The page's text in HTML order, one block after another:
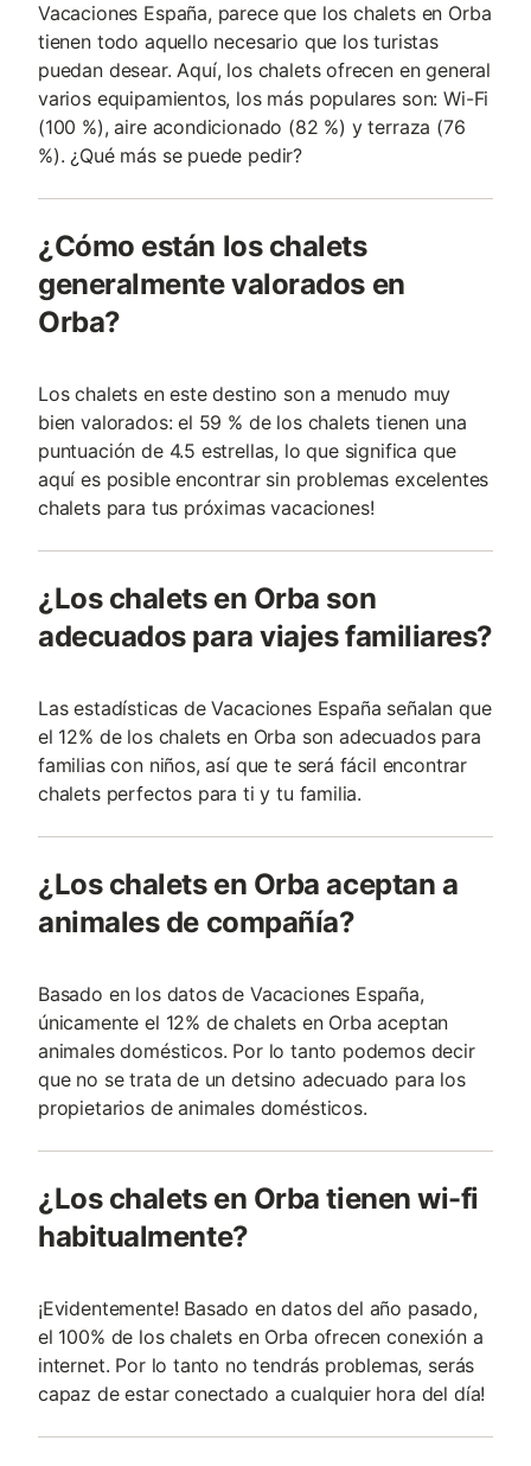
Vacaciones España, parece que los chalets en Orba
tienen todo aquello necesario que los turistas
puedan desear. Aquí, los chalets ofrecen en general
varios equipamientos, los más populares son: Wi-Fi
(100 %), aire acondicionado (82 %) y terraza (76
%). ¿Qué más se puede pedir?
¿Cómo están los chalets
generalmente valorados en
Orba?
Los chalets en este destino son a menudo muy
bien valorados: el 59 % de los chalets tienen una
puntuación de 4.5 estrellas, lo que significa que
aquí es posible encontrar sin problemas excelentes
chalets para tus próximas vacaciones!
¿Los chalets en Orba son
adecuados para viajes familiares?
Las estadísticas de Vacaciones España señalan que
el 12% de los chalets en Orba son adecuados para
familias con niños, así que te será fácil encontrar
chalets perfectos para ti y tu familia.
¿Los chalets en Orba aceptan a
animales de compañía?
Basado en los datos de Vacaciones España,
únicamente el 12% de chalets en Orba aceptan
animales domésticos. Por lo tanto podemos decir
que no se trata de un detsino adecuado para los
propietarios de animales domésticos.
¿Los chalets en Orba tienen wi-fi
habitualmente?
¡Evidentemente! Basado en datos del año pasado,
el 100% de los chalets en Orba ofrecen conexión a
internet. Por lo tanto no tendrás problemas, serás
capaz de estar conectado a cualquier hora del día!